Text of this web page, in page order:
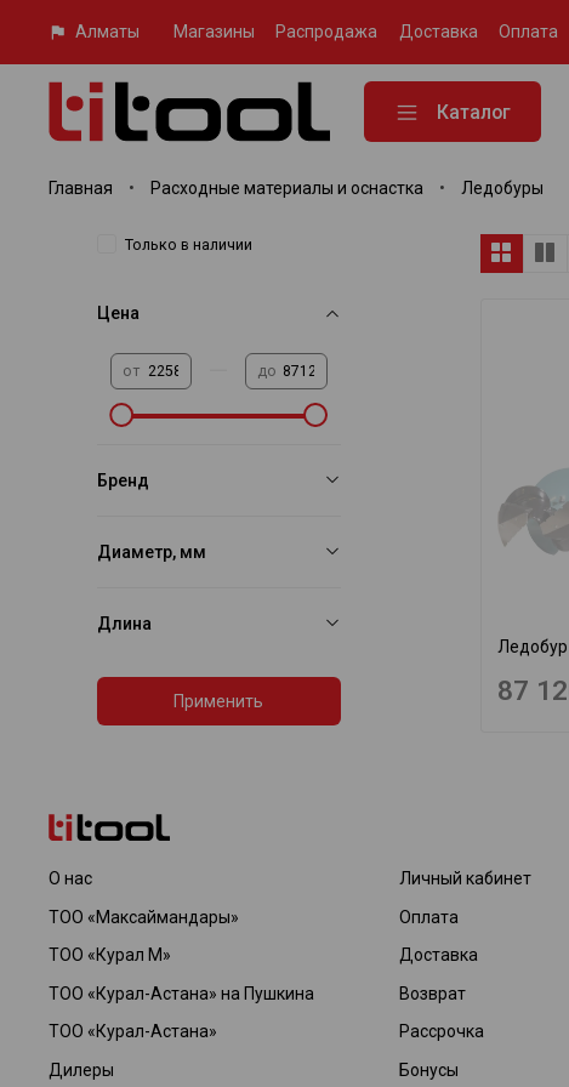
Алматы Магазины Распродажа Доставка Оплата
Каталог
Главная Расходные материалы и оснастка Ледобуры
87
Только в наличии
Цена
от до
Бренд
Диаметр, мм
Длина
Применить
О нас
ТОО «Максаймандары»
ТОО «Курал М»
ТОО «Курал-Астана» на Пушкина
ТОО «Курал-Астана»
Дилеры
Личный кабинет
Оплата
Доставка
Возврат
Рассрочка
Бонусы